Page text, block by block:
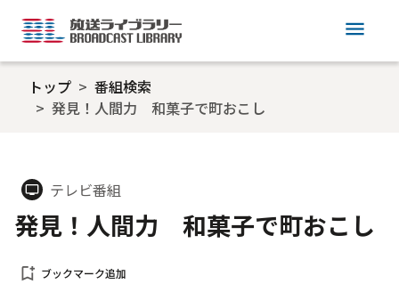
menu
トップ
番組検索
発見！人間力 和菓子で町おこし
tv テレビ番組
発見！人間力 和菓子で町おこし
bookmark_add ブックマーク追加